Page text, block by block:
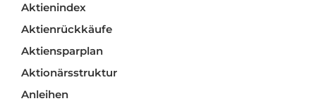
Aktienindex
Aktienrückkäufe
Aktiensparplan
Aktionärsstruktur
Anleihen